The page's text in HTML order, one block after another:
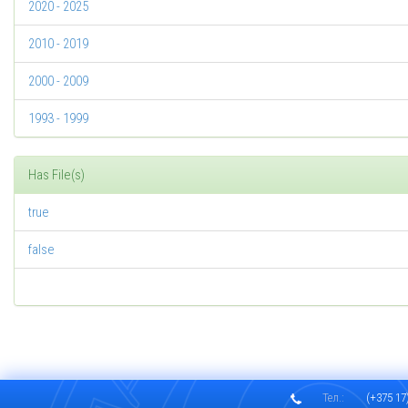
2020 - 2025
2010 - 2019
2000 - 2009
1993 - 1999
Has File(s)
true
false
Тел.:
(+375